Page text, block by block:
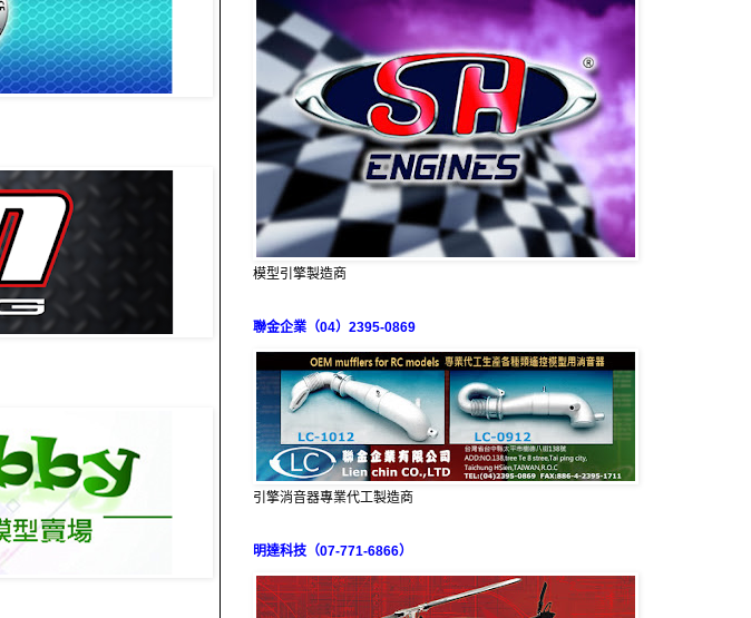
模型引擎製造商
聯金企業（04）2395-0869
引擎消音器專業代工製造商
明達科技（07-771-6866）